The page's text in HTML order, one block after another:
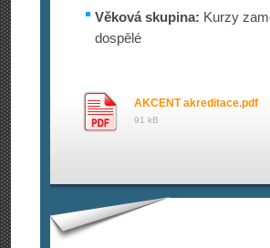
Věková skupina: Kurzy
dospělé
AKCENT akreditace.pdf
91 kB